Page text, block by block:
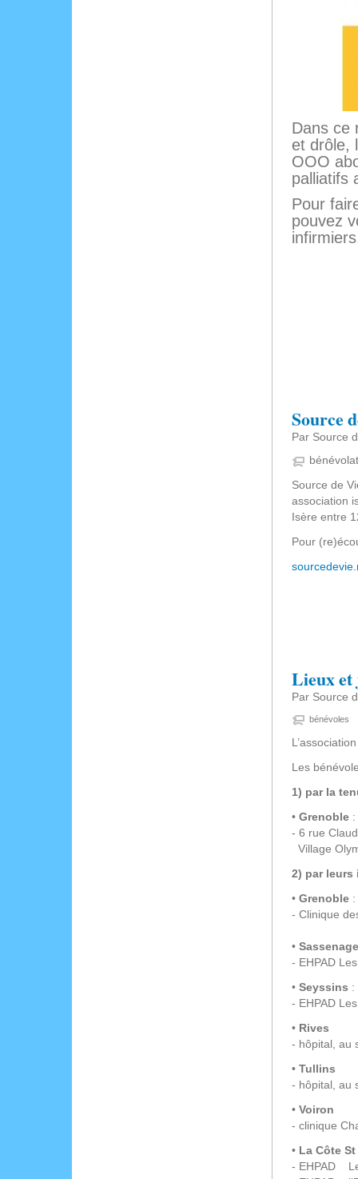
Dans ce
et drôle,
OOO
palliatifs
Pour
pouvez
Source
Par Source
bénévolat
Source de
association
Isère entre
Pour
Lieux et
Par Source
bénévoles
Les
1) par la
• Grenoble :
- 6 rue
Village
2) par leurs
• Grenoble :
- Clinique
• Sassenage
- EHPAD
• Seyssins :
- EHPAD
• Rives
- hôpital,
• Tullins
- hôpital,
• Voiron
- clinique
• La Côte
- EHPAD